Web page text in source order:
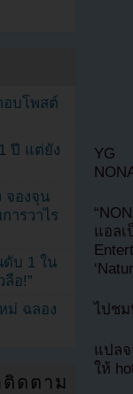
YG
แอล
ไปชม
แปล
ให้
อบโพสต์
ปี แต่ยัง
จองจุน
ารวาไร
ดับ 1 ใน
ลือ!”
ม่ ฉลอง
ติดตาม